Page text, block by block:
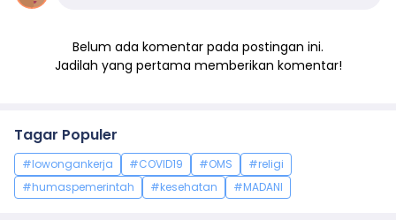
Belum ada komentar pada postingan ini.
Jadilah yang pertama memberikan komentar!
Tagar Populer
#lowongankerja #COVID19 #OMS
#religi
#humaspemerintah
#kesehatan #MADANI